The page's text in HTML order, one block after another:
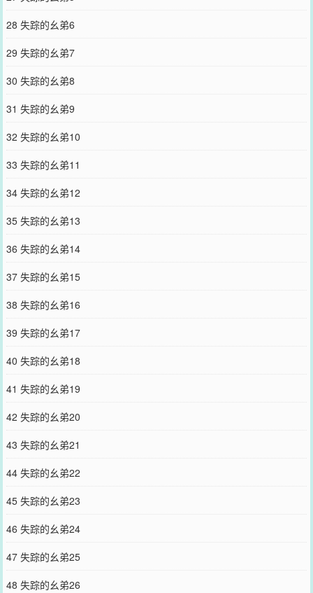
28 失踪的幺弟6
29 失踪的幺弟7
30 失踪的幺弟8
31 失踪的幺弟9
32 失踪的幺弟10
33 失踪的幺弟11
34 失踪的幺弟12
35 失踪的幺弟13
36 失踪的幺弟14
37 失踪的幺弟15
38 失踪的幺弟16
39 失踪的幺弟17
40 失踪的幺弟18
41 失踪的幺弟19
42 失踪的幺弟20
43 失踪的幺弟21
44 失踪的幺弟22
45 失踪的幺弟23
46 失踪的幺弟24
47 失踪的幺弟25
48 失踪的幺弟26